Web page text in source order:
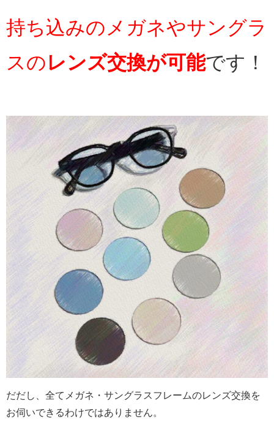
持ち込みのメガネやサングラ
スのレンズ交換が可能です！
だだし、全てメガネ・サングラスフレームのレンズ交換を
お伺いできるわけではありません。